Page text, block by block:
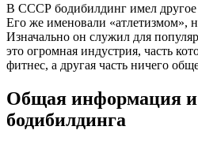
В СССР бодибилдинг имел другое
Его же именовали «атлетизмом»,
Изначально он служил для
это огромная индустрия, часть
фитнес, а другая часть ничего
Общая информация и
бодибилдинга